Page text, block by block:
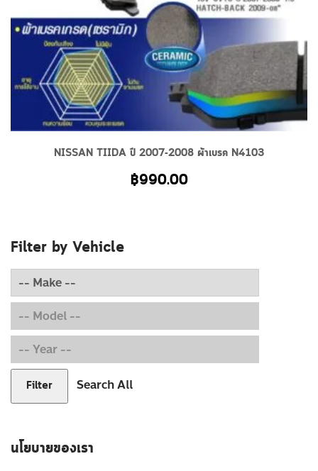
NISSAN TIIDA ปี 2007-2008 ผ้าเบรค N4103
฿990.00
Filter by Vehicle
Filter Search All
นโยบายของเรา